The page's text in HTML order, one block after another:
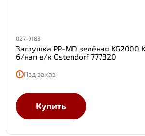
027-9183
Заглушка PP-MD зелёная KG2000
б/нап в/к Ostendorf 777320
Под заказ
Купить